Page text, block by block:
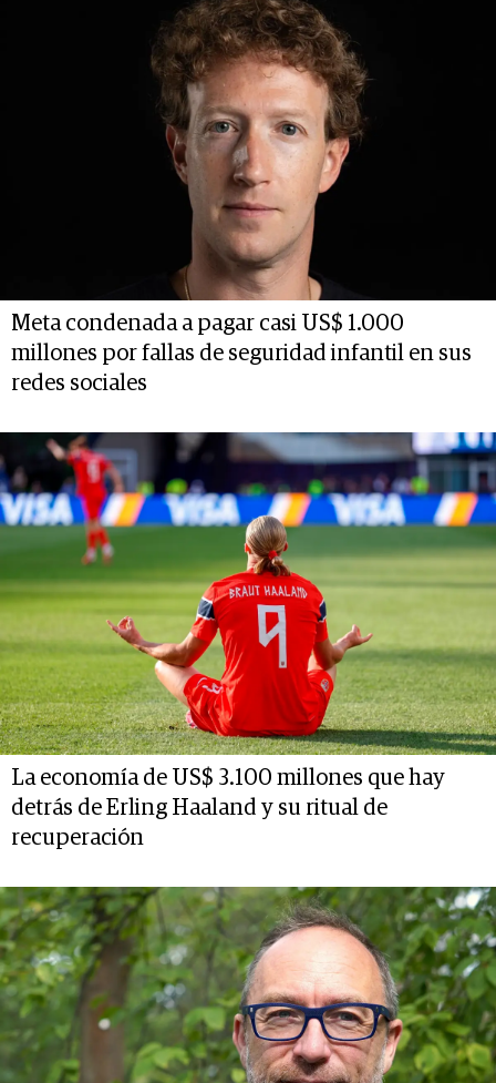
Meta condenada a pagar casi US$ 1.000
millones por fallas de seguridad infantil en sus
redes sociales
La economía de US$ 3.100 millones que hay
detrás de Erling Haaland y su ritual de
recuperación